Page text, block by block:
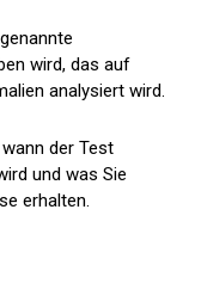
wird, das auf
analysiert wird.
der Test
und was Sie
erhalten.